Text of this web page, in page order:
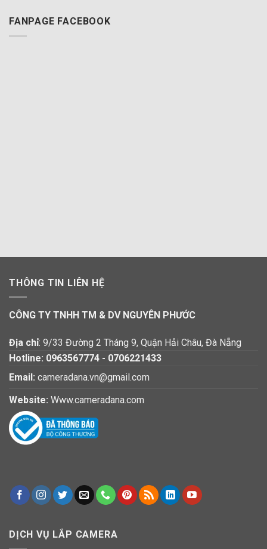
là:
1,800,000 ₫.
FANPAGE FACEBOOK
THÔNG TIN LIÊN HỆ
CÔNG TY TNHH TM & DV NGUYÊN PHƯỚC
Địa chỉ: 9/33 Đường 2 Tháng 9, Quận Hải Châu, Đà Nẵng
Hotline: 0963567774 - 0706221433
Email: cameradana.vn@gmail.com
Website: Www.cameradana.com
DỊCH VỤ LẮP CAMERA